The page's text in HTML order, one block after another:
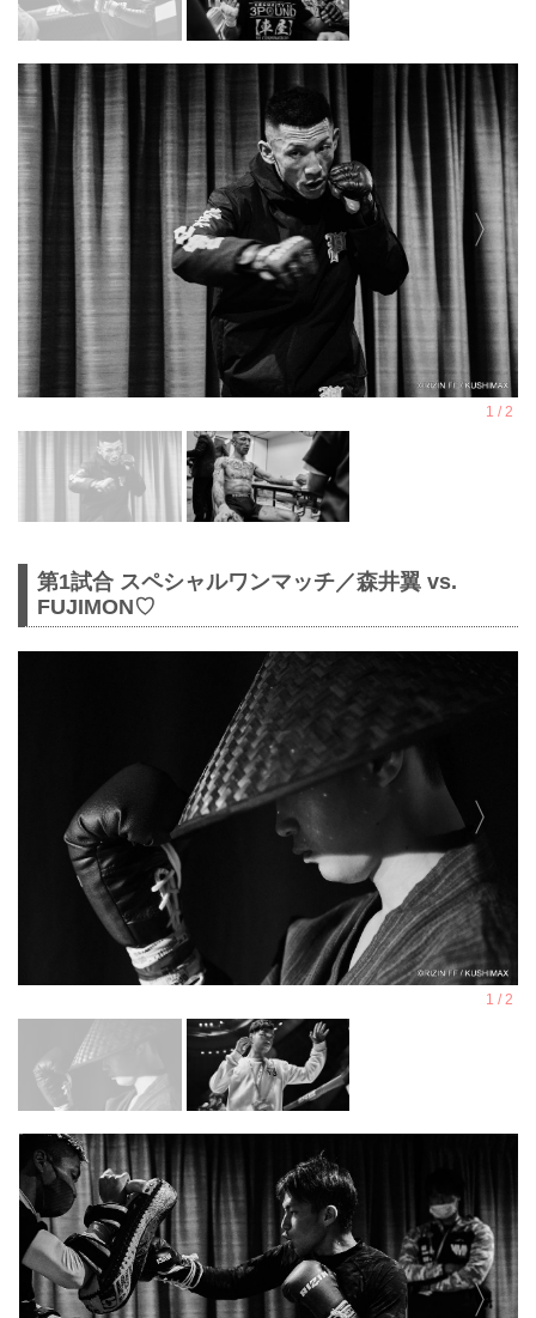
第1試合 スペシャルワンマッチ／森井翼 vs.
FUJIMON♡